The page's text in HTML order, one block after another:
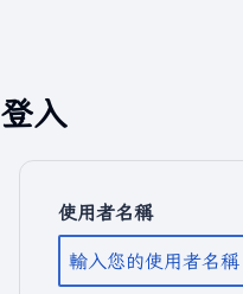
登入
使用者名稱